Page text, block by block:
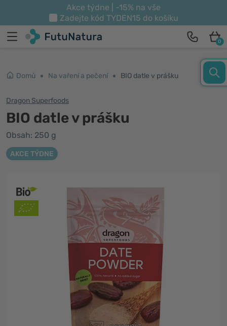
Akce týdne | -15% na vše
Zadejte kód TYDEN15 do košíku
0
Domů Na vaření a pečení BIO datle v prášku
Dragon Superfoods
BIO datle v prášku
Obsah: 250 g
AKCE TÝDNE